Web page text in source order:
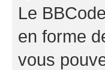
Le
en forme
vous